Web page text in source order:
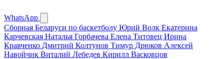
WhatsApp
Сборная Беларуси по баскетболу Юрий Волк Екатерина
Карчевская Наталья Горбачева Елена Титовец Ирина
Кравченко Дмитрий Колтунов Тимур Дрюков Алексей
Навойчик Виталий Лебедев Кирилл Васковцов